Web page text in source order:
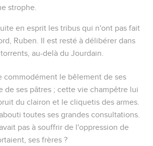
strophe.
en esprit les tribus qui n'ont pas fait
Ruben . Il est resté à délibérer dans
au-delà du Jourdain.
commodément le bêlement de ses
de ses pâtres ; cette vie champêtre lui
du clairon et le cliquetis des armes.
toutes ses grandes consultations.
pas à souffrir de l'oppression de
ses frères ?